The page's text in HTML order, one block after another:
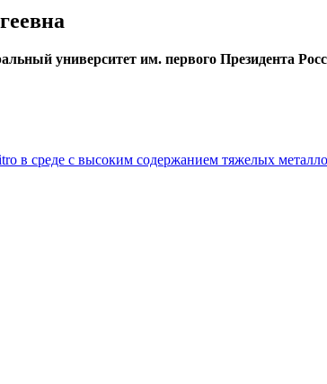
университет им. первого Президента
в среде с высоким содержанием тяжелых